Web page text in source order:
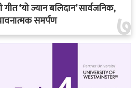
७
‘यो ज्यान बलिदान’ सार्वजनिक,
समर्पण